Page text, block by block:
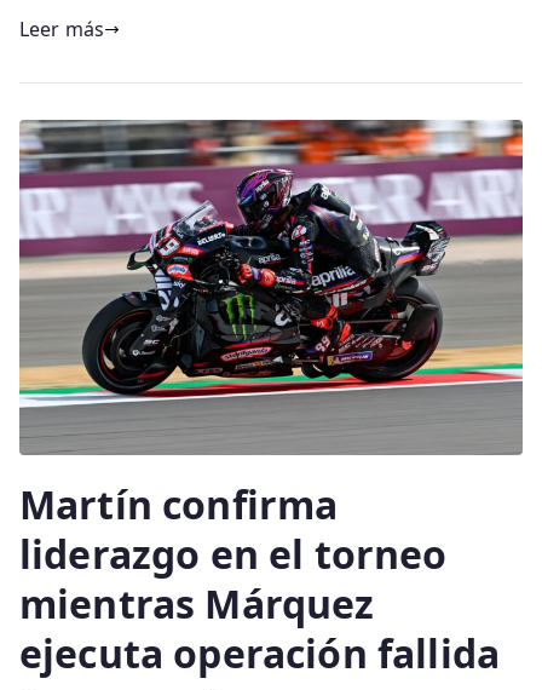
Leer más
Martín confirma
liderazgo en el torneo
mientras Márquez
ejecuta operación fallida